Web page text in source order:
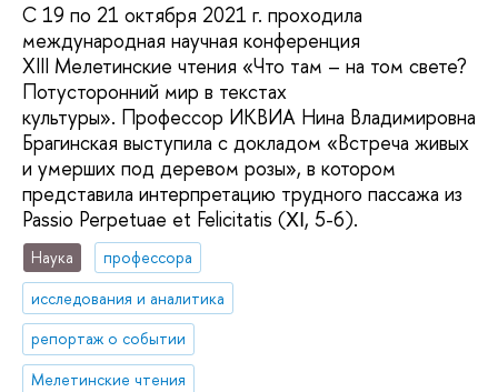
С 19 по 21 октября 2021 г. проходила
международная научная конференция
XIII Мелетинские чтения «Что там – на том свете?
Потусторонний мир в текстах
культуры». Профессор ИКВИА Нина Владимировна
Брагинская выступила с докладом «Встреча живых
и умерших под деревом розы», в котором
представила интерпретацию трудного пассажа из
Passio Perpetuae et Felicitatis (ΧΙ, 5-6).
Наука
профессора
исследования и аналитика
репортаж о событии
Мелетинские чтения